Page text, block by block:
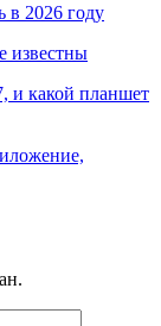
2026 году
известны
и какой планшет